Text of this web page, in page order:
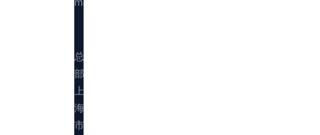
总
部：
上
海
市